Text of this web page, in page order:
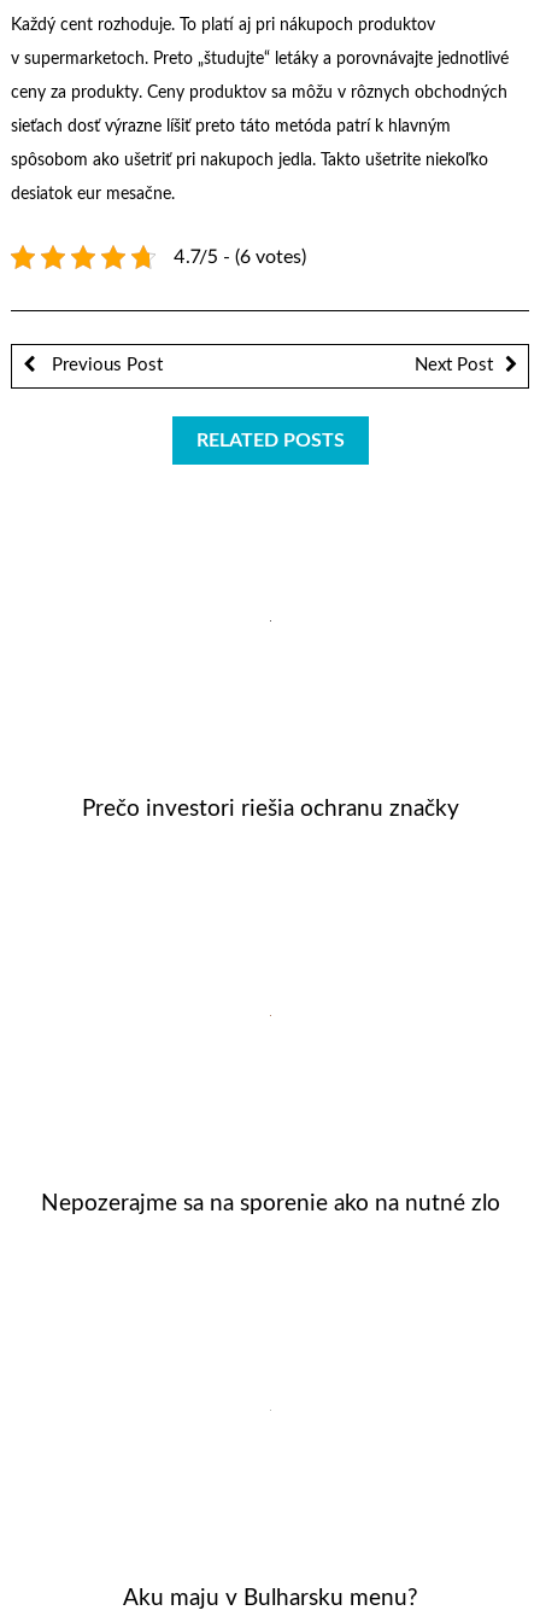
Každý cent rozhoduje. To platí aj pri nákupoch produktov
v supermarketoch. Preto „študujte“ letáky a porovnávajte jednotlivé
ceny za produkty. Ceny produktov sa môžu v rôznych obchodných
sieťach dosť výrazne líšiť preto táto metóda patrí k hlavným
spôsobom ako ušetriť pri nakupoch jedla. Takto ušetrite niekoľko
desiatok eur mesačne.
4.7/5 - (6 votes)
Previous Post Next Post
RELATED POSTS
Prečo investori riešia ochranu značky
Nepozerajme sa na sporenie ako na nutné zlo
Aku maju v Bulharsku menu?